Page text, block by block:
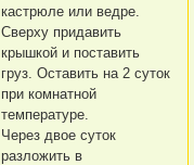
кастрюле или ведре.
Сверху придавить
крышкой и поставить
груз. Оставить на 2 суток
при комнатной
температуре.
Через двое суток
разложить в